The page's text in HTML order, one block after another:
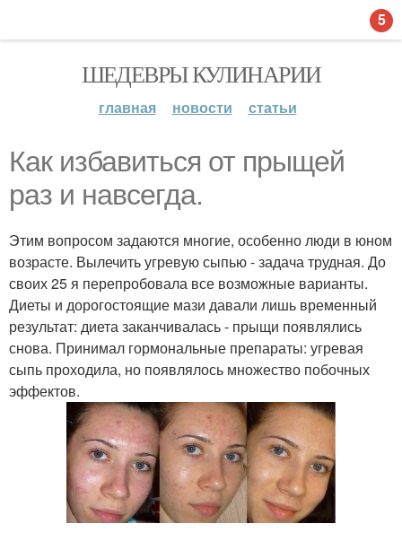
ШЕДЕВРЫ КУЛИНАРИИ
главная новости статьи
Как избавиться от прыщей
раз и навсегда.
Этим вопросом задаются многие, особенно люди в юном
возрасте. Вылечить угревую сыпью - задача трудная. До
своих 25 я перепробовала все возможные варианты.
Диеты и дорогостоящие мази давали лишь временный
результат: диета заканчивалась - прыщи появлялись
снова. Принимал гормональные препараты: угревая
сыпь проходила, но появлялось множество побочных
эффектов.
5